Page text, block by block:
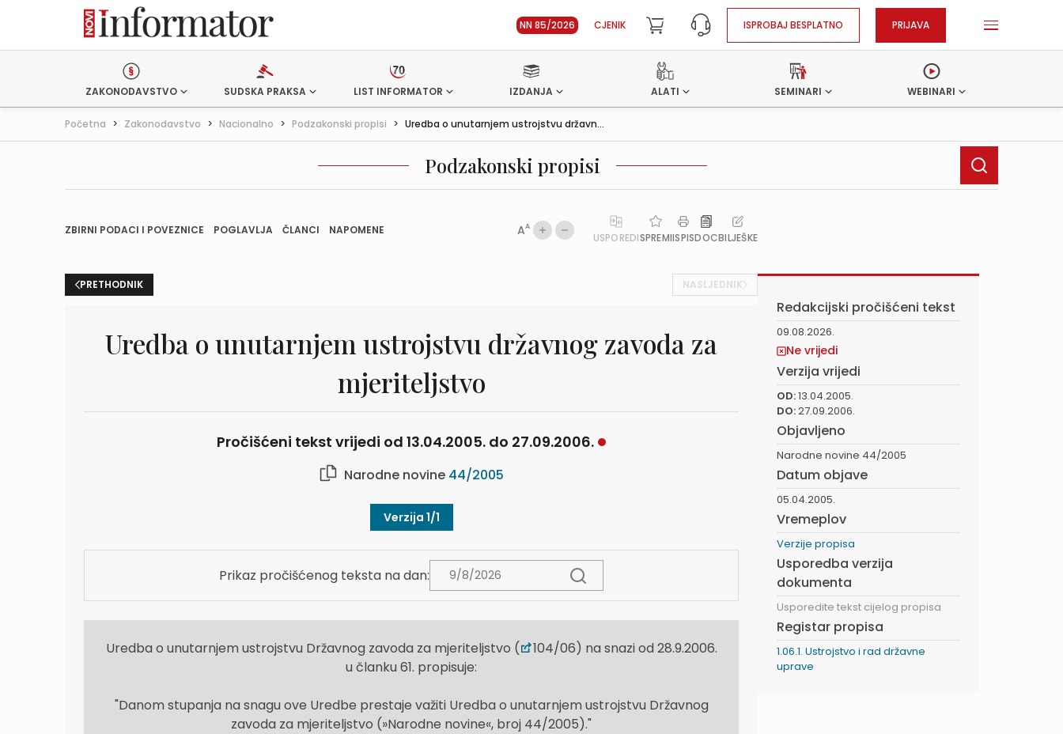
NN 85/2026 CJENIK ISPROBAJ BESPLATNO PRIJAVA
ZAKONODAVSTVO SUDSKA PRAKSA LIST INFORMATOR IZDANJA ALATI SEMINARI WEBINARI
Početna > Zakonodavstvo > Nacionalno > Podzakonski propisi > Uredba o unutarnjem ustrojstvu državn...
Podzakonski propisi
ZBIRNI PODACI I POVEZNICE POGLAVLJA ČLANCI NAPOMENE AA
USPOREDISPREMIISPISDOCBILJEŠKE
PRETHODNIK NASLJEDNIK
Uredba o unutarnjem ustrojstvu državnog zavoda za
mjeriteljstvo
Pročišćeni tekst vrijedi od 13.04.2005. do 27.09.2006.
Narodne novine 44/2005
Verzija 1/1
Prikaz pročišćenog teksta na dan:
Uredba o unutarnjem ustrojstvu Državnog zavoda za mjeriteljstvo (
104/06) na snazi od 28.9.2006.
u članku 61. propisuje:
"Danom stupanja na snagu ove Uredbe prestaje važiti Uredba o unutarnjem ustrojstvu Državnog
zavoda za mjeriteljstvo (»Narodne novine«, broj 44/2005)."
Redakcijski pročišćeni tekst
09.08.2026.
Ne vrijedi
Verzija vrijedi
OD:13.04.2005.
DO:27.09.2006.
Objavljeno
Narodne novine 44/2005
Datum objave
05.04.2005.
Vremeplov
Verzije propisa
Usporedba verzija
dokumenta
Usporedite tekst cijelog propisa
Registar propisa
1.06.1. Ustrojstvo i rad državne
uprave